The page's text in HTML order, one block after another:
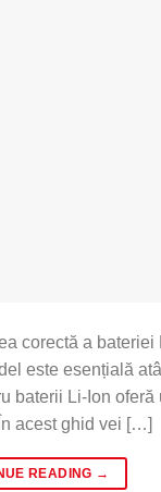
corectă a
este esențială
baterii Li-Ion
acest ghid vei […]
READING →